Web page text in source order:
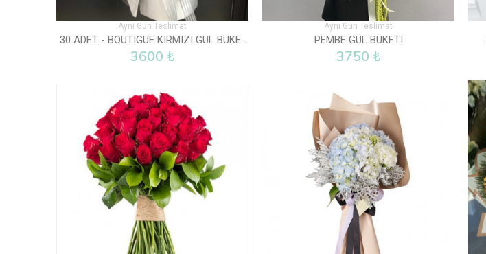
Aynı Gün Teslimat
30 ADET - BOUTIGUE KIRMIZI GÜL BUKETI
3600 ₺
Aynı Gün Teslimat
PEMBE GÜL BUKETI
3750 ₺